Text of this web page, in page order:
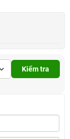
Kiểm tra